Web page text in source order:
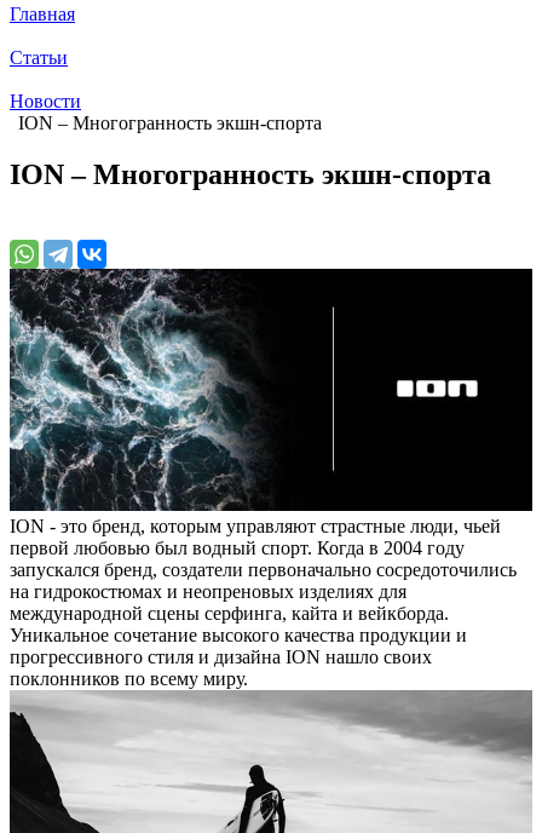
Главная
Статьи
Новости
ION – Многогранность экшн-спорта
ION – Многогранность экшн-спорта
ION - это бренд, которым управляют страстные люди, чьей
первой любовью был водный спорт. Когда в 2004 году
запускался бренд, создатели первоначально сосредоточились
на гидрокостюмах и неопреновых изделиях для
международной сцены серфинга, кайта и вейкборда.
Уникальное сочетание высокого качества продукции и
прогрессивного стиля и дизайна ION нашло своих
поклонников по всему миру.